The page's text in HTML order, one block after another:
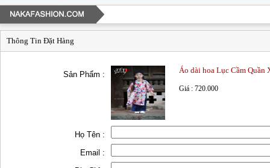
Thông Tin Đặt Hàng
Sản Phẩm : Áo dài hoa Lục Cầm Quần
Giá : 720.000
Họ Tên :
Email :